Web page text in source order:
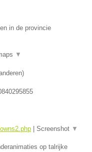
in de provincie
▼
)
Screenshot ▼
op talrijke